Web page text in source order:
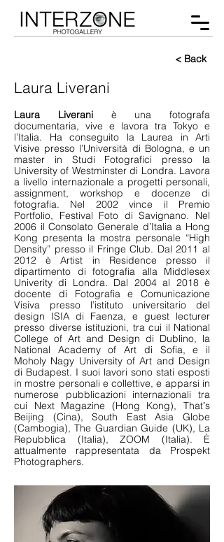
< Back
Laura Liverani
Laura Liveraniè una fotografa
documentaria, vive e lavora tra Tokyo e
l’Italia. Ha conseguito la Laurea in Arti
Visive presso l’Università di Bologna, e un
master in Studi Fotografici presso la
University of Westminster di Londra. Lavora
a livello internazionale a progetti personali,
assignment, workshop e docenze di
fotografia. Nel 2002 vince il Premio
Portfolio, Festival Foto di Savignano. Nel
2006 il Consolato Generale d’Italia a Hong
Kong presenta la mostra personale “High
Density” presso il Fringe Club. Dal 2011 al
2012 è Artist in Residence presso il
dipartimento di fotografia alla Middlesex
Univerity di Londra. Dal 2004 al 2018 è
docente di Fotografia e Comunicazione
Visiva presso l’istituto universitario del
design ISIA di Faenza, e guest lecturer
presso diverse istituzioni, tra cui il National
College of Art and Design di Dublino, la
National Academy of Art di Sofia, e il
Moholy Nagy University of Art and Design
di Budapest. I suoi lavori sono stati esposti
in mostre personali e collettive, e apparsi in
numerose pubblicazioni internazionali tra
cui Next Magazine (Hong Kong), Thatʼs
Beijing (Cina), South East Asia Globe
(Cambogia), The Guardian Guide (UK), La
Repubblica (Italia), ZOOM (Italia). È
attualmente rappresentata da Prospekt
Photographers.